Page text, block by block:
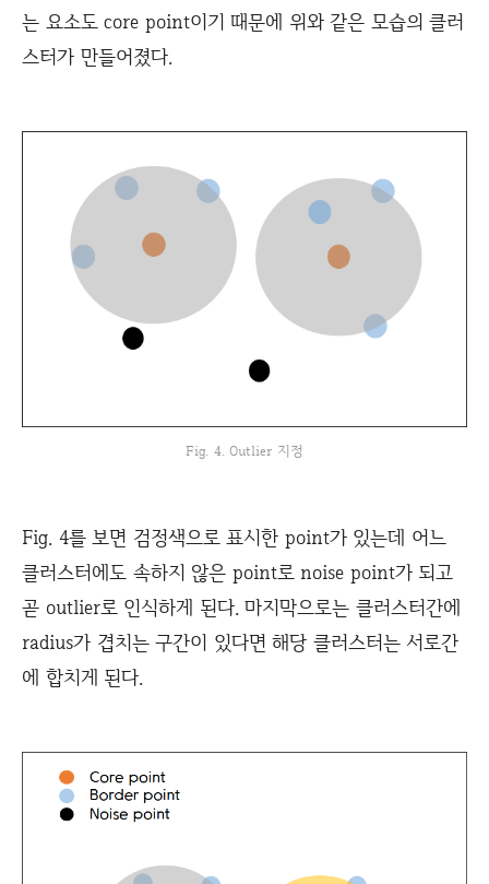
는 요소도 core point이기 때문에 위와 같은 모습의 클러
스터가 만들어졌다.
Fig. 4. Outlier 지정
Fig. 4를 보면 검정색으로 표시한 point가 있는데 어느
클러스터에도 속하지 않은 point로 noise point가 되고
곧 outlier로 인식하게 된다. 마지막으로는 클러스터간에
radius가 겹치는 구간이 있다면 해당 클러스터는 서로간
에 합치게 된다.